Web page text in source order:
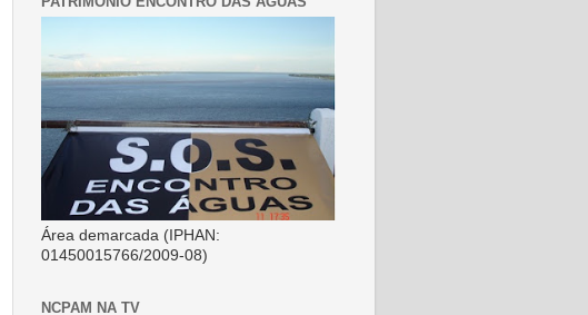
Área demarcada (IPHAN:
01450015766/2009-08)
NCPAM NA TV